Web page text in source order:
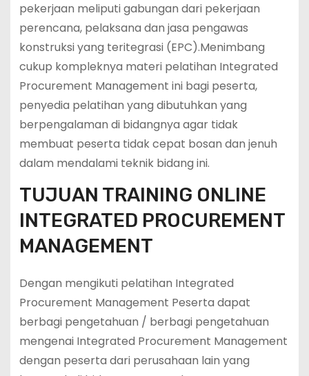
pekerjaan meliputi gabungan dari pekerjaan
perencana, pelaksana dan jasa pengawas
konstruksi yang teritegrasi (EPC).Menimbang
cukup kompleknya materi pelatihan Integrated
Procurement Management ini bagi peserta,
penyedia pelatihan yang dibutuhkan yang
berpengalaman di bidangnya agar tidak
membuat peserta tidak cepat bosan dan jenuh
dalam mendalami teknik bidang ini.
TUJUAN TRAINING ONLINE
INTEGRATED PROCUREMENT
MANAGEMENT
Dengan mengikuti pelatihan Integrated
Procurement Management Peserta dapat
berbagi pengetahuan / berbagi pengetahuan
mengenai Integrated Procurement Management
dengan peserta dari perusahaan lain yang